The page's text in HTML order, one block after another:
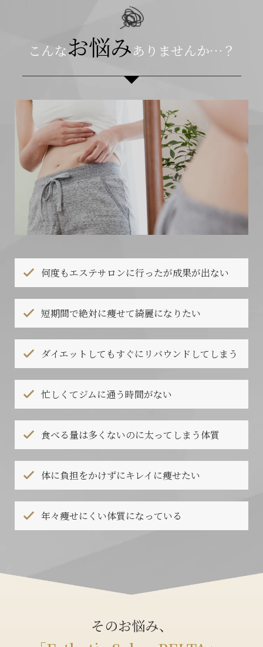
こんなお悩みありませんか…？
何度もエステサロンに行ったが成果が出ない
短期間で絶対に痩せて綺麗になりたい
ダイエットしてもすぐにリバウンドしてしまう
忙しくてジムに通う時間がない
食べる量は多くないのに太ってしまう体質
体に負担をかけずにキレイに痩せたい
年々痩せにくい体質になっている
そのお悩み、